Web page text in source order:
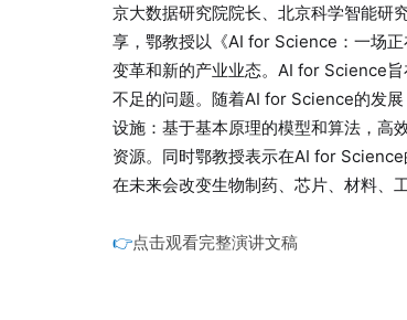
京大数据研究院院长、北京科学智能
享，鄂教授以《AI for Science：一场
变革和新的产业业态。AI for Science
不足的问题。随着AI for Science的发
设施：基于基本原理的模型和算法，高
资源。同时鄂教授表示在AI for
在未来会改变生物制药、芯片、材料、
👉点击观看完整演讲文稿